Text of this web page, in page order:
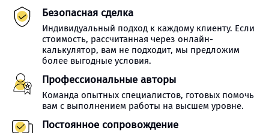
Безопасная сделка
Индивидуальный подход к каждому клиенту. Если
стоимость, рассчитанная через онлайн-
калькулятор, вам не подходит, мы предложим
более выгодные условия.
Профессиональные авторы
Команда опытных специалистов, готовых помочь
вам с выполнением работы на высшем уровне.
Постоянное сопровождение